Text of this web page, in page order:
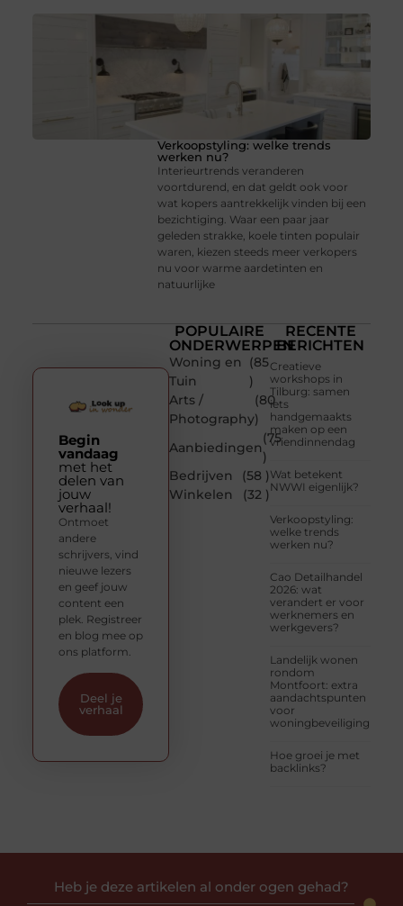
Verkoopstyling: welke trends
werken nu?
Interieurtrends veranderen
voortdurend, en dat geldt ook voor
wat kopers aantrekkelijk vinden bij een
bezichtiging. Waar een paar jaar
geleden strakke, koele tinten populair
waren, kiezen steeds meer verkopers
nu voor warme aardetinten en
natuurlijke
POPULAIRE
ONDERWERPEN
Woning en
Tuin
(85
)
Arts /
Photography
(80
)
Aanbiedingen
(75
)
Bedrijven
(58 )
Winkelen
(32 )
RECENTE
BERICHTEN
Creatieve
workshops in
Tilburg: samen
iets
handgemaakts
maken op een
vriendinnendag
Wat betekent
NWWI eigenlijk?
Verkoopstyling:
welke trends
werken nu?
Cao Detailhandel
2026: wat
verandert er voor
werknemers en
werkgevers?
Landelijk wonen
rondom
Montfoort: extra
aandachtspunten
voor
woningbeveiliging
Hoe groei je met
backlinks?
Begin
vandaag
met het
delen van
jouw
verhaal!
Ontmoet
andere
schrijvers, vind
nieuwe lezers
en geef jouw
content een
plek. Registreer
en blog mee op
ons platform.
Deel je
verhaal
Heb je deze artikelen al onder ogen gehad?